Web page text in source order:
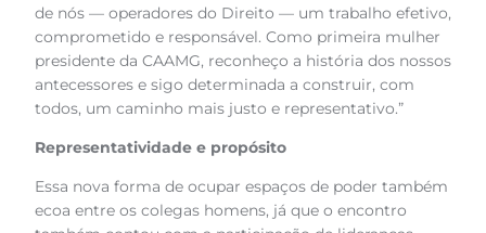
de nós — operadores do Direito — um trabalho efetivo,
comprometido e responsável. Como primeira mulher
presidente da CAAMG, reconheço a história dos nossos
antecessores e sigo determinada a construir, com
todos, um caminho mais justo e representativo.”
Representatividade e propósito
Essa nova forma de ocupar espaços de poder também
ecoa entre os colegas homens, já que o encontro